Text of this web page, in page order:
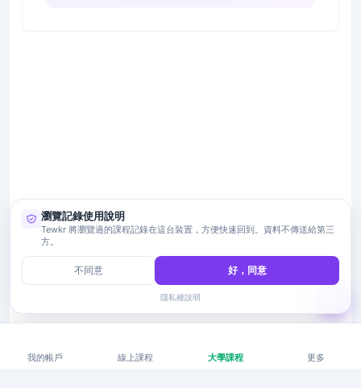
我的帳戶 線上課程 大學課程 更多
瀏覽記錄使用說明
Tewkr 將瀏覽過的課程記錄在這台裝置，方便快速回到。資料不傳送給第三
方。
不同意 好，同意
隱私權說明